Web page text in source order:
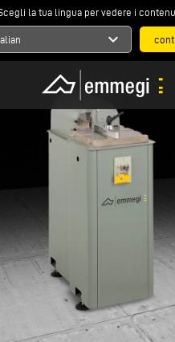
la tua lingua per vedere i
expand_more